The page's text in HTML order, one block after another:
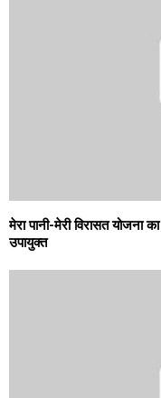
मेरा पानी-मेरी विरासत
उपायुक्त